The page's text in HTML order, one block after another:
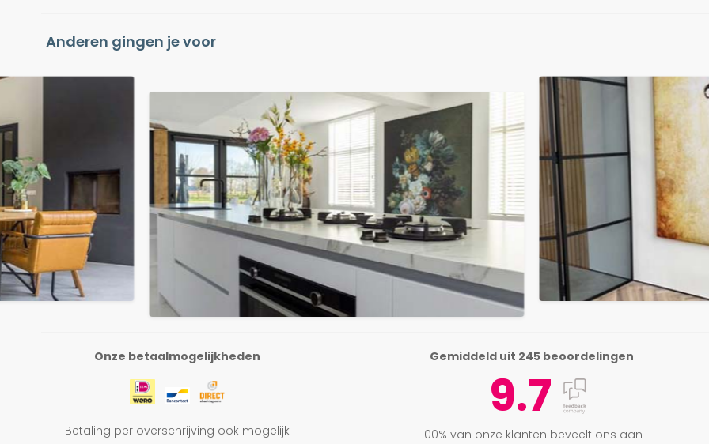
Anderen gingen je voor
Onze betaalmogelijkheden
Betaling per overschrijving ook mogelijk
Gemiddeld uit 245 beoordelingen
9.7
100% van onze klanten beveelt ons aan